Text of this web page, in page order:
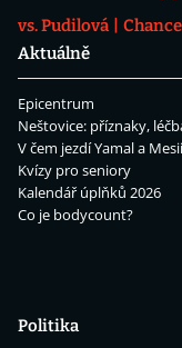
vs. Pudilová
Aktuálně
Epicentrum
Neštovice: příznaky,
V čem jezdí Yamal a
Kvízy pro seniory
Kalendář úplňků 2026
Co je bodycount?
Politika